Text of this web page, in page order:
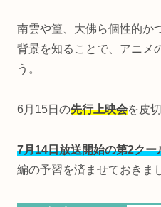
南雲や篁、大佛ら個性的か
背景を知ることで、アニメ
う。
6月15日の先行上映会を皮
7月14日放送開始の第2クー
編の予習を済ませておきま